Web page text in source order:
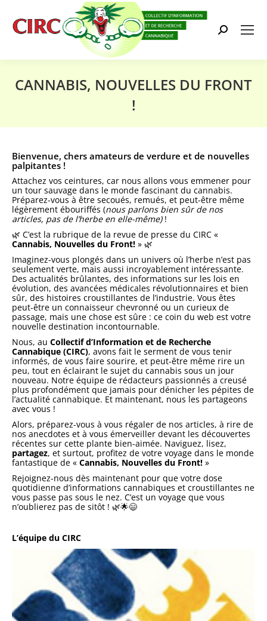
Search:
CANNABIS, NOUVELLES DU FRONT
!
Bienvenue, chers amateurs de verdure et de nouvelles
palpitantes !
Attachez vos ceintures, car nous allons vous emmener pour
un tour sauvage dans le monde fascinant du cannabis.
Préparez-vous à être secoués, remués, et peut-être même
légèrement ébouriffés (nous parlons bien sûr de nos
articles, pas de l’herbe en elle-même)!
🌿 C’est la rubrique de la revue de presse du CIRC «
Cannabis, Nouvelles du Front! » 🌿
Imaginez-vous plongés dans un univers où l’herbe n’est pas
seulement verte, mais aussi incroyablement intéressante.
Des actualités brûlantes, des informations sur les lois en
évolution, des avancées médicales révolutionnaires et bien
sûr, des histoires croustillantes de l’industrie. Vous êtes
peut-être un connaisseur chevronné ou un curieux de
passage, mais une chose est sûre : ce coin du web est votre
nouvelle destination incontournable.
Nous, au Collectif d’Information et de Recherche
Cannabique (CIRC), avons fait le serment de vous tenir
informés, de vous faire sourire, et peut-être même rire un
peu, tout en éclairant le sujet du cannabis sous un jour
nouveau. Notre équipe de rédacteurs passionnés a creusé
plus profondément que jamais pour dénicher les pépites de
l’actualité cannabique. Et maintenant, nous les partageons
avec vous !
Alors, préparez-vous à vous régaler de nos articles, à rire de
nos anecdotes et à vous émerveiller devant les découvertes
récentes sur cette plante bien-aimée. Naviguez, lisez,
partagez, et surtout, profitez de votre voyage dans le monde
fantastique de « Cannabis, Nouvelles du Front! »
Rejoignez-nous dès maintenant pour que votre dose
quotidienne d’informations cannabiques et croustillantes ne
vous passe pas sous le nez. C’est un voyage que vous
n’oublierez pas de sitôt ! 🌿🌟😄
L’équipe du CIRC